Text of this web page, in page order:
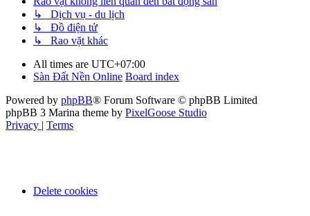
↳ Dịch vụ - du lịch
↳ Đồ điện tử
↳ Rao vặt khác
All times are UTC+07:00
Sàn Đất Nền Online Board index
Powered by phpBB® Forum Software © phpBB Limited
phpBB 3 Marina theme by PixelGoose Studio
Privacy | Terms
Delete cookies